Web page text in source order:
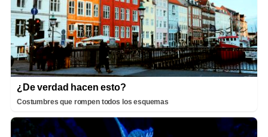
¿De verdad hacen esto?
Costumbres que rompen todos los esquemas